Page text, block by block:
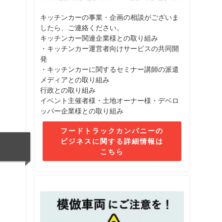
キッチンカーの事業・企画の相談がございま
したら、ご連絡ください。
キッチンカー関連企業様との取り組み
・キッチンカー運営者向けサービスの共同開
発
・キッチンカーに関するセミナー講師の派遣
メディアとの取り組み
行政との取り組み
イベント主催者様・土地オーナー様・デベロ
ッパー企業様との取り組み
フードトラックカンパニーの
ビジネスに関する詳細情報は
こちら